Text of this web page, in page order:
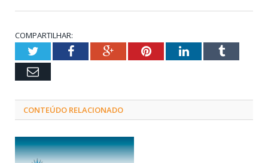
COMPARTILHAR:
TwitterFacebookGoogle+PinterestLinkedInTumblr
Email
CONTEÚDO RELACIONADO